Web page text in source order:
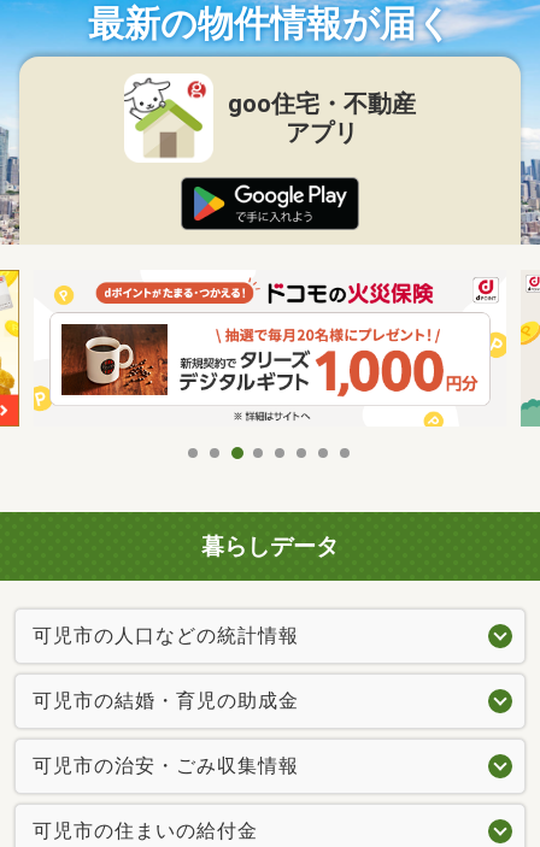
最新の物件情報が届く
goo住宅・不動産
アプリ
暮らしデータ
可児市の人口などの統計情報
可児市の結婚・育児の助成金
可児市の治安・ごみ収集情報
可児市の住まいの給付金